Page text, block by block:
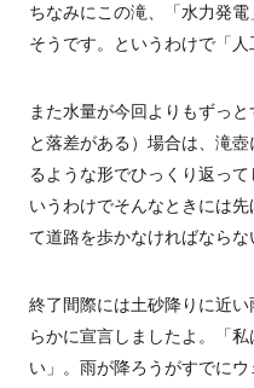
ちなみにこの滝、「水力発
そうです。というわけで「人
また水量が今回よりもずっ
と落差がある）場合は、滝
るような形でひっくり返っ
いうわけでそんなときには
て道路を歩かなければならな
終了間際には土砂降りに近
らかに宣言しましたよ。「
い」。雨が降ろうがすでに